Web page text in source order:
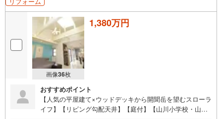
画像36枚
1,380万円
おすすめポイント
【人気の平屋建て×ウッドデッキから開聞岳を望むスローラ
イフ】【リビング勾配天井】【庭付】【山川小学校・山川